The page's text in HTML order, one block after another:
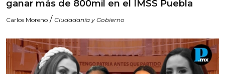
ganar más de 800mil en el IMSS Puebla
Carlos Moreno / Ciudadanía y Gobierno